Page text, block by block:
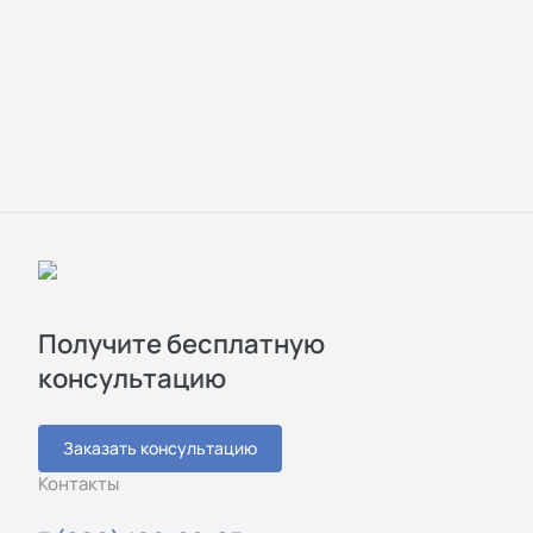
Получите бесплатную
консультацию
Заказать консультацию
Контакты